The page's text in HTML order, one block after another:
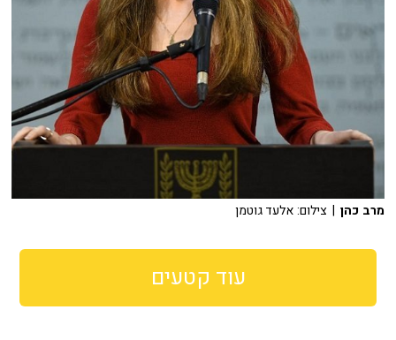
מרב כהן | צילום: אלעד גוטמן
עוד קטעים